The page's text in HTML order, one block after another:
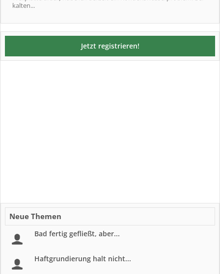
kalten...
Jetzt registrieren!
Neue Themen
Bad fertig gefließt, aber...
Haftgrundierung halt nicht...